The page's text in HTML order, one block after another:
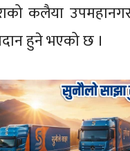
कलैया
हुने भएको छ ।